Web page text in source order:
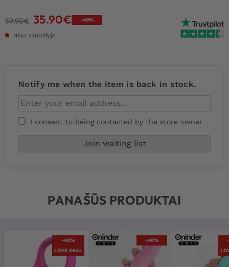
59.90€ Original
was:
35.90€Current
-40%
Nėra sandėlyje
Notify me when the item is back in stock.
I consent to being contacted by the store owner
PANAŠŪS PRODUKTAI
-40%
LOVE DEAL
-40%